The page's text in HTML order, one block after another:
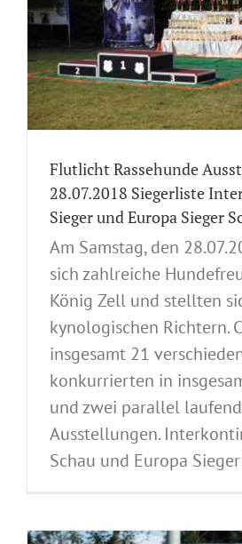
Flutlicht Rassehunde
28.07.2018 Siegerliste
Sieger und Europa Sieger
Am Samstag, den
sich zahlreiche
König Zell und stellten
kynologischen Richtern.
insgesamt 21
konkurrierten in
und zwei parallel
Ausstellungen.
Schau und Europa